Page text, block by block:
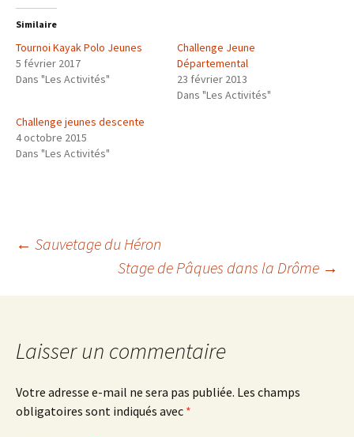
Similaire
Tournoi Kayak Polo Jeunes
5 février 2017
Dans "Les Activités"
Challenge Jeune
Départemental
23 février 2013
Dans "Les Activités"
Challenge jeunes descente
4 octobre 2015
Dans "Les Activités"
Navigation
des
articles
← Sauvetage du Héron
Stage de Pâques dans la Drôme →
Laisser un commentaire
Votre adresse e-mail ne sera pas publiée. Les champs
obligatoires sont indiqués avec *